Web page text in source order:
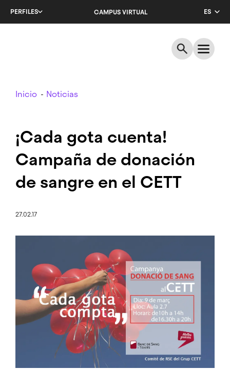
PERFILES CAMPUS VIRTUAL
ES
EN
Breadcrumb
Inicio Noticias
¡Cada gota cuenta!
Campaña de donación
de sangre en el CETT
27.02.17